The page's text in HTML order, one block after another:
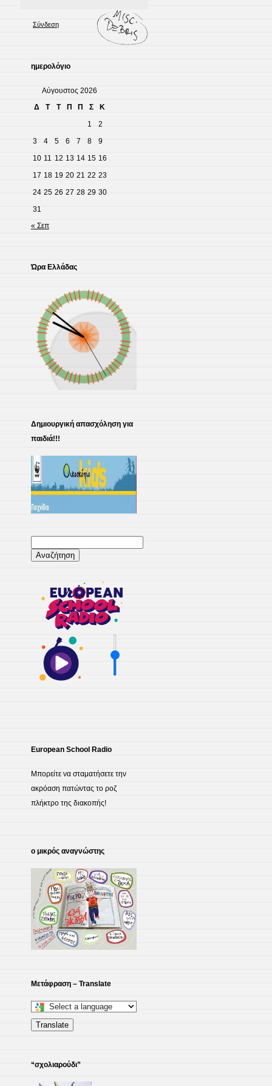
Σύνδεση
ημερολόγιο
Αύγουστος 2026
Δ
Τ Τ Π Π Σ
Κ
1
2
3
4 5 6 7 8
9
10 11 12 13 14 15 16
17 18 19 20 21 22 23
24 25 26 27 28 29 30
31
« Σεπ
Ώρα Ελλάδας
Δημιουργική απασχόληση για
παιδιά!!!
για:
European School Radio
Μπορείτε να σταματήσετε την
ακρόαση πατώντας το ροζ
πλήκτρο της διακοπής!
ο μικρός αναγνώστης
Μετάφραση – Translate
Select
a
translate
Translate
“σχολιαρούδι”